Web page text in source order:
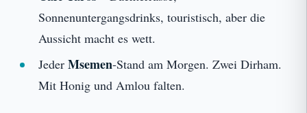
Sonnenuntergangsdrinks, touristisch, aber die
Aussicht macht es wett.
JederMsemen-Stand am Morgen. Zwei Dirham.
Mit Honig und Amlou falten.